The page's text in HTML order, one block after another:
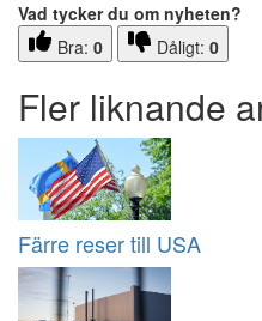
Vad tycker du om nyheten?
Bra: 0 Dåligt: 0
Fler liknande
Färre reser till USA